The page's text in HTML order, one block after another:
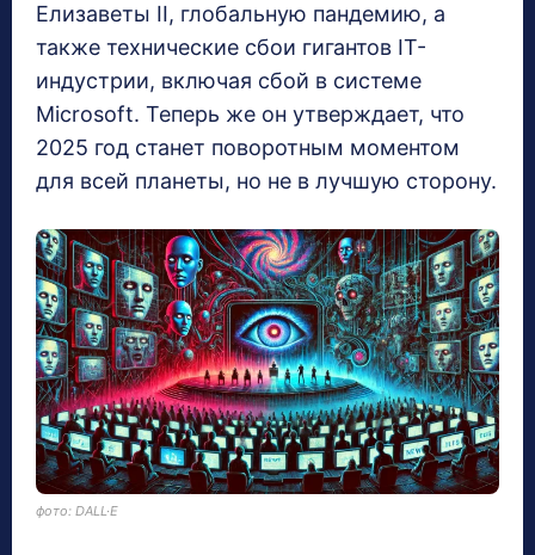
Елизаветы II, глобальную пандемию, а
также технические сбои гигантов IT-
индустрии, включая сбой в системе
Microsoft. Теперь же он утверждает, что
2025 год станет поворотным моментом
для всей планеты, но не в лучшую сторону.
фото: DALL·E